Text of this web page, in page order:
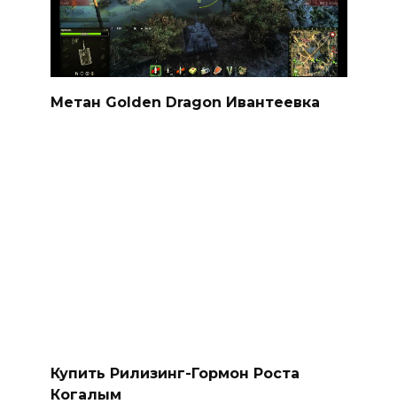
Метан Golden Dragon Ивантеевка
Купить Рилизинг-Гормон Роста
Когалым